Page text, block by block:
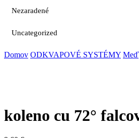
Nezaradené
Uncategorized
Domov ODKVAPOVÉ SYSTÉMY Meď
koleno cu 72°